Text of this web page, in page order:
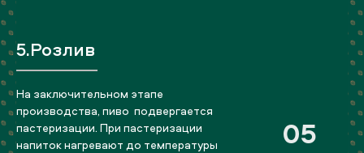
5.Розлив
На заключительном этапе
производства, пиво подвергается
пастеризации. При пастеризации
напиток нагревают до температуры
05